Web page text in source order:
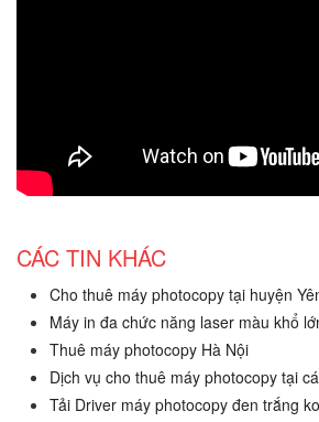
CÁC TIN KHÁC
Cho thuê máy photocopy tại huyện
Máy in đa chức năng laser màu khổ
Thuê máy photocopy Hà Nội
Dịch vụ cho thuê máy photocopy tại
Tải Driver máy photocopy đen trắng